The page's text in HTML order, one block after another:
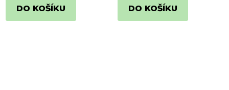
DO KOŠÍKU DO KOŠÍKU